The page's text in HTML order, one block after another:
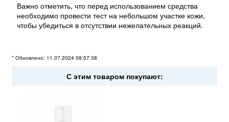
Важно отметить, что перед использованием средства
необходимо провести тест на небольшом участке кожи,
чтобы убедиться в отсутствии нежелательных реакций.
* Обновлено: 11.07.2024 08:57:38
С этим товаром покупают: